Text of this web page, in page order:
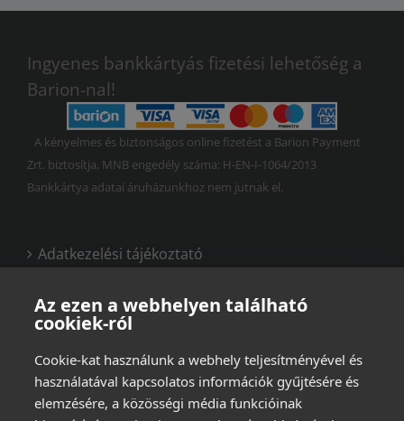
Ingyenes bankkártyás fizetési lehetőség a
Barion-nal!
A kényelmes és biztonságos online fizetést a Barion Payment
Zrt. biztosítja, MNB engedély száma: H-EN-I-1064/2013
Bankkártya adatai áruházunkhoz nem jutnak el.
Adatkezelési tájékoztató
Vásárlási és felhasználási feltételek
Az ezen a webhelyen található
cookiek-ról
Cookie-kat használunk a webhely teljesítményével és
használatával kapcsolatos információk gyűjtésére és
elemzésére, a közösségi média funkcióinak